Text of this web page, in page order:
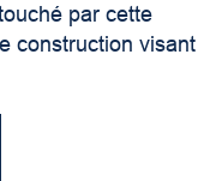
par cette
construction visant